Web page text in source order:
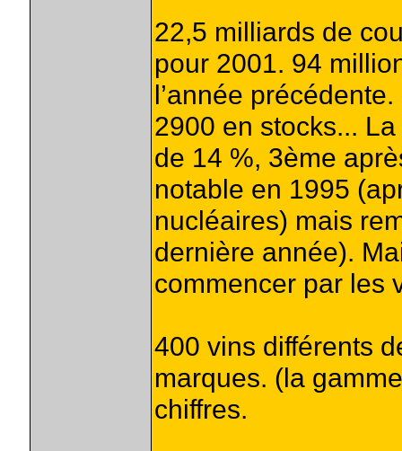
22,5 milliards de
pour 2001. 94
l’année
2900 en stocks...
de 14 %, 3ème
notable en 1995
nucléaires) mais
dernière année).
commencer par les
400 vins différents
marques. (la
chiffres.